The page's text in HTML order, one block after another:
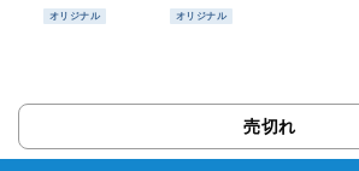
オリジナル オリジナル
売切れ